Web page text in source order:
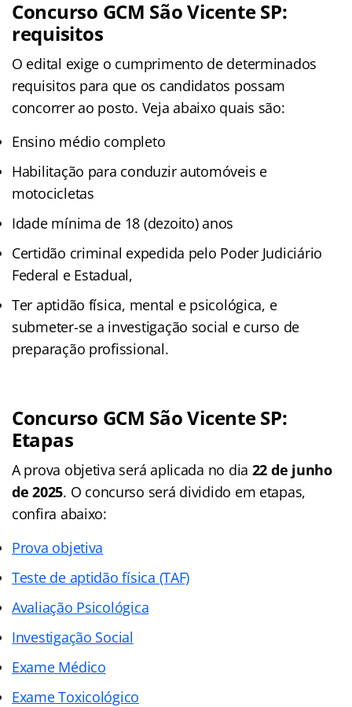
Concurso GCM São Vicente SP:
requisitos
O edital exige o cumprimento de determinados
requisitos para que os candidatos possam
concorrer ao posto. Veja abaixo quais são:
Ensino médio completo
Habilitação para conduzir automóveis e
motocicletas
Idade mínima de 18 (dezoito) anos
Certidão criminal expedida pelo Poder Judiciário
Federal e Estadual,
Ter aptidão física, mental e psicológica, e
submeter-se a investigação social e curso de
preparação profissional.
Concurso GCM São Vicente SP:
Etapas
A prova objetiva será aplicada no dia 22 de junho
de 2025. O concurso será dividido em etapas,
confira abaixo:
Prova objetiva
Teste de aptidão física (TAF)
Avaliação Psicológica
Investigação Social
Exame Médico
Exame Toxicológico